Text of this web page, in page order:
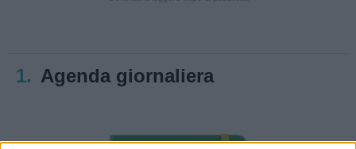
1. Agenda giornaliera